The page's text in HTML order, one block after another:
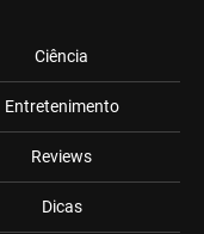
Ciência
Entretenimento
Reviews
Dicas